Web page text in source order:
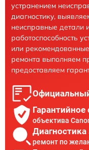
устранением
диагностику,
неисправные детали
работоспособность
или
ремонта выполняем
предоставляем
объектива
Диагностика
ремонт по